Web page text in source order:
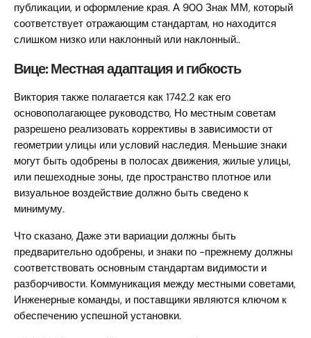
публикации, и оформление края. А 900 Знак ММ, который
соответствует отражающим стандартам, но находится
слишком низко или наклонный или наклонный..
Вице: Местная адаптация и гибкость
Виктория также полагается как 1742.2 как его
основополагающее руководство, Но местным советам
разрешено реализовать коррективы в зависимости от
геометрии улицы или условий наследия. Меньшие знаки
могут быть одобрены в полосах движения, жилые улицы,
или пешеходные зоны, где пространство плотное или
визуальное воздействие должно быть сведено к
минимуму.
Что сказано, Даже эти вариации должны быть
предварительно одобрены, и знаки по -прежнему должны
соответствовать основным стандартам видимости и
разборчивости. Коммуникация между местными советами,
Инженерные команды, и поставщики являются ключом к
обеспечению успешной установки.